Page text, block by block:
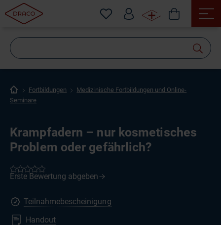
Fortbildungen
Medizinische Fortbildungen und Online-
Seminare
Krampfadern – nur kosmetisches
Problem oder gefährlich?
Teilnahmebescheinigung
Handout
suchen